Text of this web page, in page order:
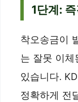
1단계:
착오송금이
는 잘못 이
있습니다.
정확하게 전